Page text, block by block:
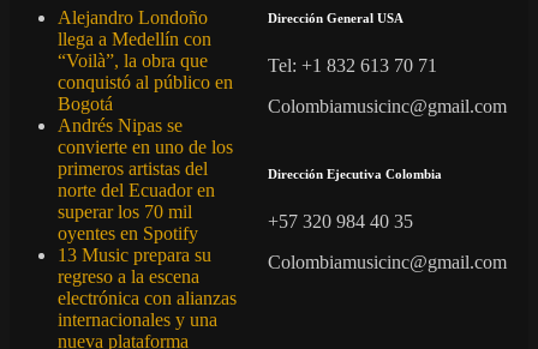
Alejandro Londoño
llega a Medellín con
“Voilà”, la obra que
conquistó al público en
Bogotá
Andrés Nipas se
convierte en uno de los
primeros artistas del
norte del Ecuador en
superar los 70 mil
oyentes en Spotify
13 Music prepara su
regreso a la escena
electrónica con alianzas
internacionales y una
nueva plataforma
Dirección General USA
Tel: +1 832 613 70 71
Colombiamusicinc@gmail.com
Dirección Ejecutiva Colombia
+57 320 984 40 35
Colombiamusicinc@gmail.com